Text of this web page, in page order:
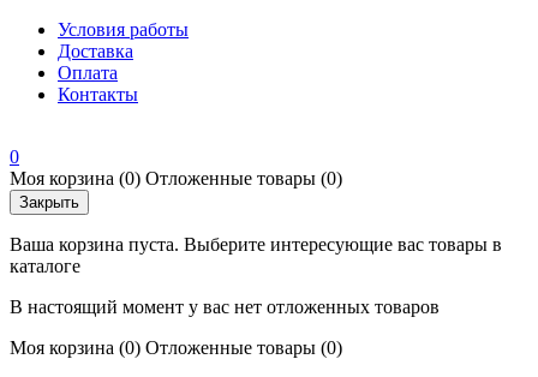
Условия работы
Доставка
Оплата
Контакты
0
Моя корзина (0) Отложенные товары (0)
Закрыть
Ваша корзина пуста. Выберите интересующие вас товары в
каталоге
В настоящий момент у вас нет отложенных товаров
Моя корзина (0) Отложенные товары (0)